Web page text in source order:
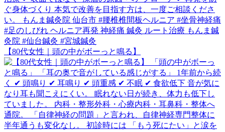
【80代女性｜頭の中がボーっと鳴る】